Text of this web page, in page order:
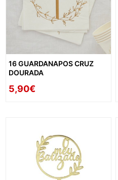
16 GUARDANAPOS CRUZ
DOURADA
5,90€